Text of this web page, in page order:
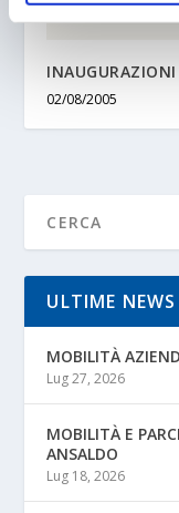
02/08/2005
ULTIME NEWS
MOBILITÀ
Lug 27, 2026
MOBILITÀ E
ANSALDO
Lug 18, 2026